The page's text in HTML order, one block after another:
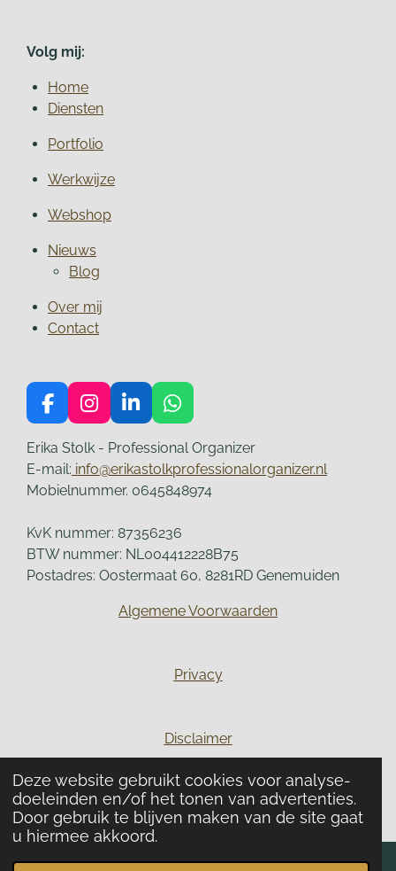
Deze website gebruikt cookies voor analyse-
doeleinden en/of het tonen van advertenties.
Door gebruik te blijven maken van de site gaat
u hiermee akkoord.
Volg mij:
Home
Diensten
Portfolio
Werkwijze
Webshop
Nieuws
Blog
Over mij
Contact
F
a
c
e
b
k
I
n
s
t
a
a
m
L
i
n
k
e
n
W
h
a
t
s
p
Erika Stolk - Professional Organizer
E-mail: info@erikastolkprofessionalorganizer.nl
Mobielnummer. 0645848974
KvK nummer: 87356236
BTW nummer: NL004412228B75
Postadres: Oostermaat 60, 8281RD Genemuiden
Algemene Voorwaarden
Privacy
Disclaimer
© 2022 - 2026 erikastolkprofessionalorganizer.nl
Powered by JouwWeb